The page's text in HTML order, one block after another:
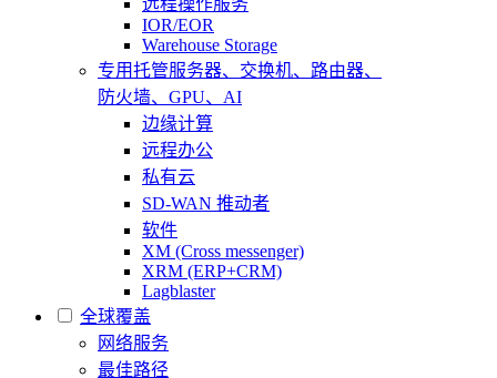
远程操作服务
IOR/EOR
Warehouse Storage
专用托管服务器、交换机、路由器、
防火墙、GPU、AI
边缘计算
远程办公
私有云
SD-WAN 推动者
软件
XM (Cross messenger)
XRM (ERP+CRM)
Lagblaster
全球覆盖
网络服务
最佳路径